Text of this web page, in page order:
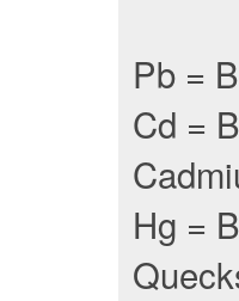
Pb =
Cd =
Hg =